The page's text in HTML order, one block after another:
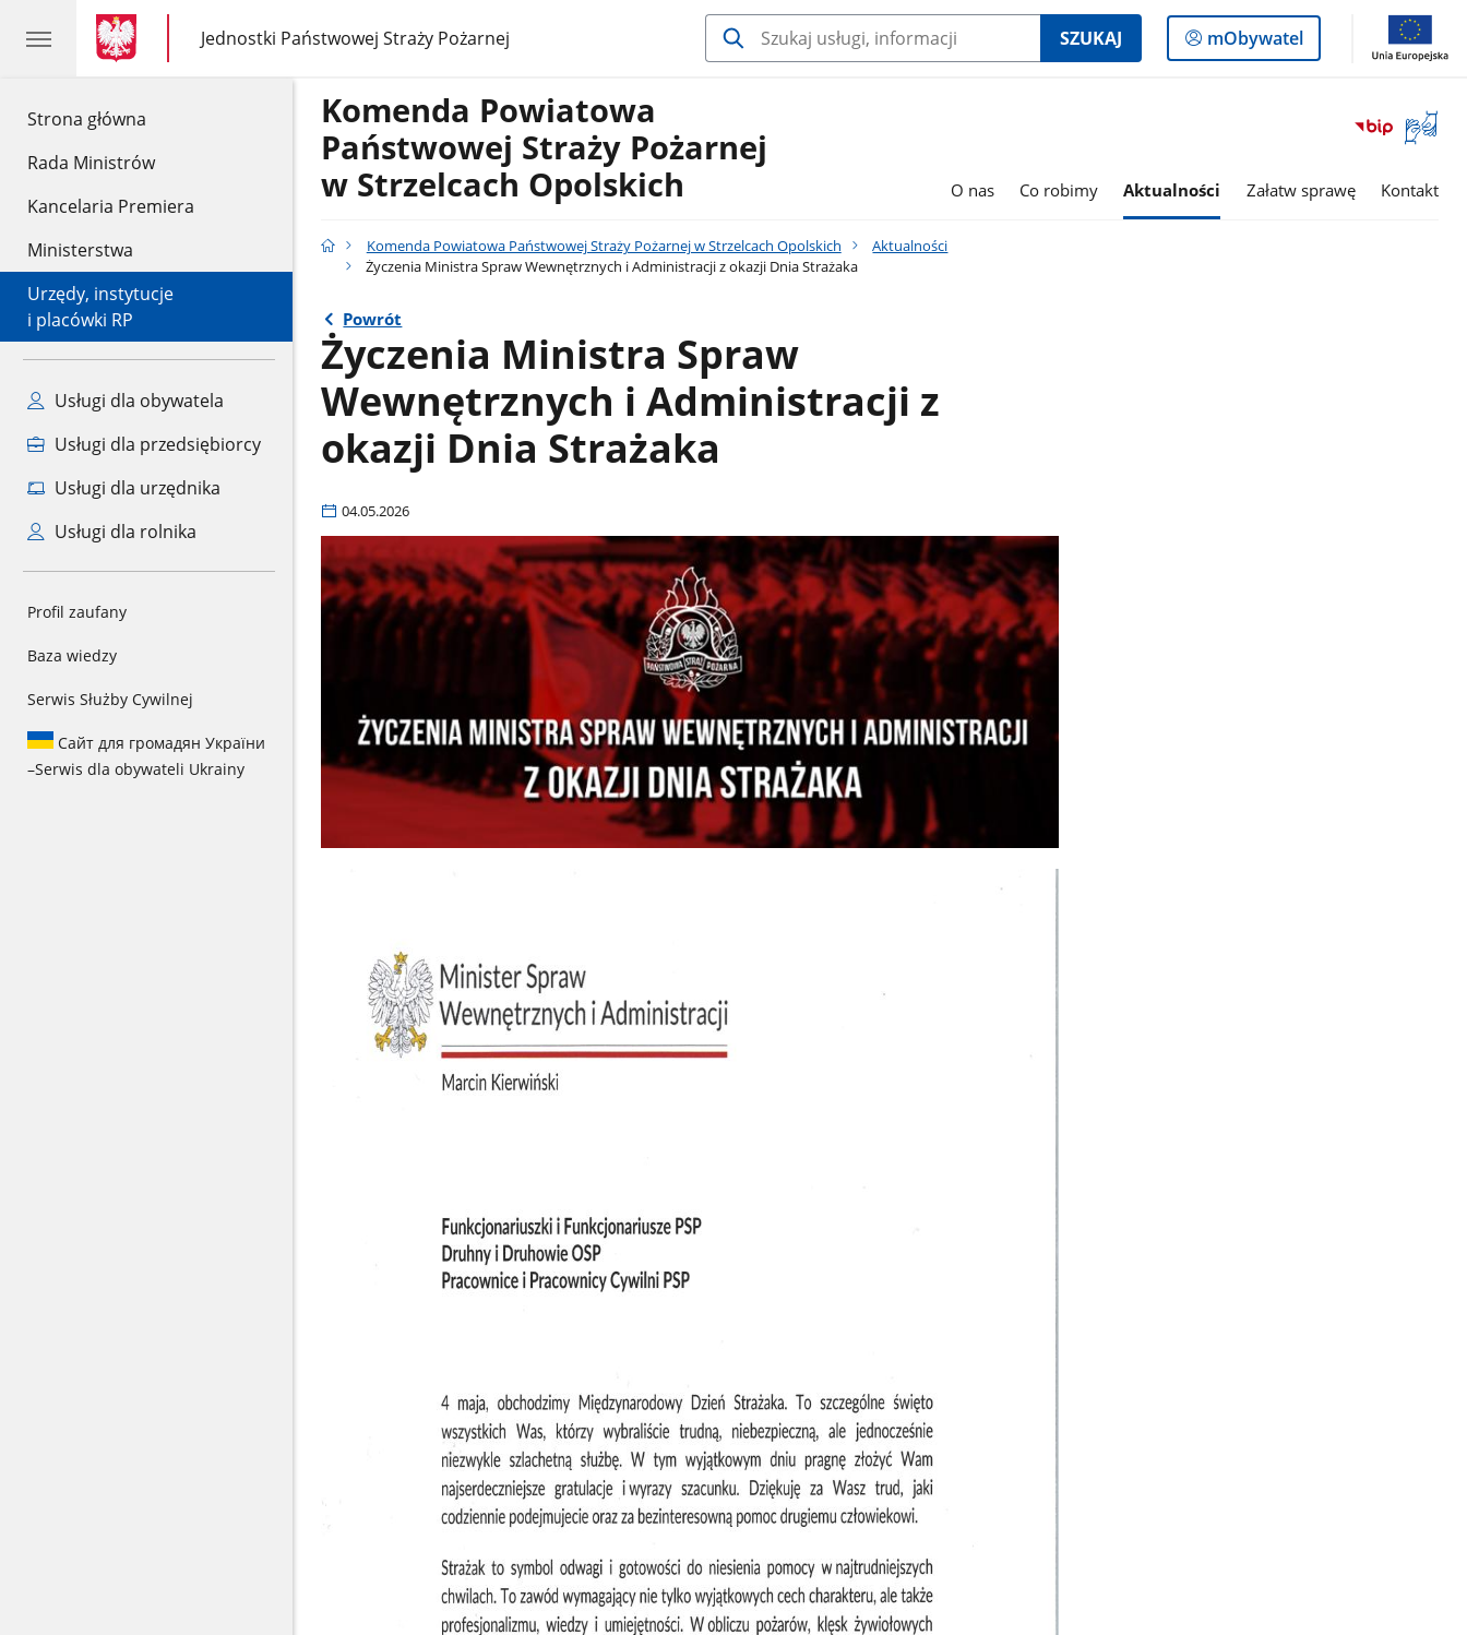
Strona główna
Rada Ministrów
Kancelaria Premiera
Ministerstwa
Urzędy, instytucje
i placówki RP
Usługi dla obywatela
Usługi dla przedsiębiorcy
Usługi dla urzędnika
Usługi dla rolnika
Profil zaufany
Baza wiedzy
Serwis Służby Cywilnej
Сайт для громадян України
–Serwis dla obywateli Ukrainy
gov.pl
gov.pl
Jednostki Państwowej Straży Pożarnej
gov.pl
Jednostki
Państwowej
SZUKAJ
Logowanie
do
mObywatel
Otwórz
okno
Komenda Powiatowa
Państwowej Straży Pożarnej
w Strzelcach Opolskich
O nas Co robimy Aktualności Załatw sprawę Kontakt
Komenda Powiatowa Państwowej Straży Pożarnej w Strzelcach Opolskich
Aktualności
Życzenia Ministra Spraw Wewnętrznych i Administracji z okazji Dnia Strażaka
Powrót
Życzenia Ministra Spraw
Wewnętrznych i Administracji z
okazji Dnia Strażaka
04.05.2026